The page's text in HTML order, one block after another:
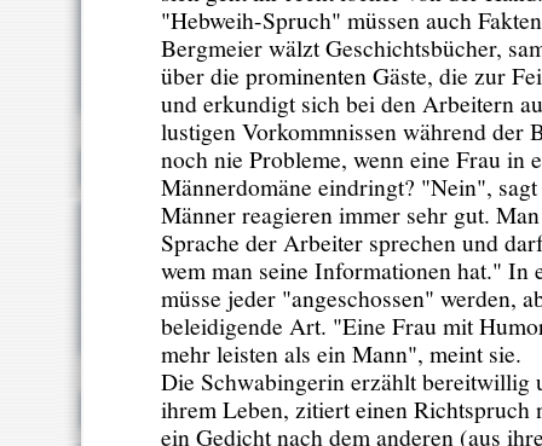
"Hebweih-Spruch" müssen auch
Bergmeier wälzt Geschichtsbücher,
über die prominenten Gäste, die zur
und erkundigt sich bei den Arbeitern
lustigen Vorkommnissen während der
noch nie Probleme, wenn eine Frau in
Männerdomäne eindringt? "Nein",
Männer reagieren immer sehr gut.
Sprache der Arbeiter sprechen und
wem man seine Informationen hat." In
müsse jeder "angeschossen" werden,
beleidigende Art. "Eine Frau mit
mehr leisten als ein Mann", meint sie.
Die Schwabingerin erzählt bereitwillig
ihrem Leben, zitiert einen Richtspruch
ein Gedicht nach dem anderen (aus